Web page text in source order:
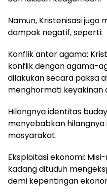
Namun, Kristenisasi
dampak negatif, seperti:
Konflik antar agama:
konflik dengan agama-
dilakukan secara paksa
menghormati keyakinan
Hilangnya identitas
menyebabkan
masyarakat.
Eksploitasi ekonomi:
kadang dituduh
demi kepentingan